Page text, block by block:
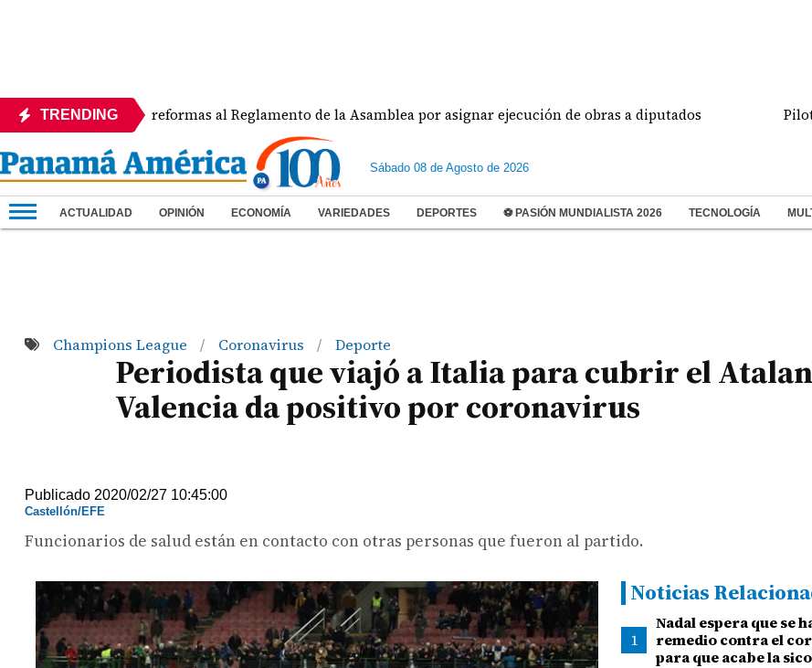
TRENDING
rechaza reformas al Reglamento de la Asamblea por asignar ejecución de obras a diputados Pilotos de
Sábado 08 de Agosto de 2026
ACTUALIDAD OPINIÓN ECONOMÍA VARIEDADES DEPORTES ⚽ PASIÓN MUNDIALISTA 2026 TECNOLOGÍA
Champions League / Coronavirus / Deporte
Periodista que viajó a Italia para cubrir el
Valencia da positivo por coronavirus
Publicado 2020/02/27 10:45:00
Castellón/EFE
Funcionarios de salud están en contacto con otras personas que fueron al partido.
Noticias
1
Nadal espera que se
remedio contra el
para que acabe la